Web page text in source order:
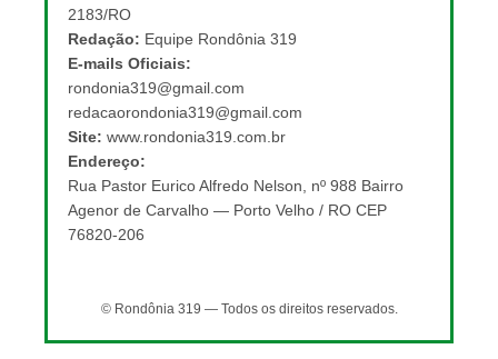
2183/RO
Redação: Equipe Rondônia 319
E-mails Oficiais:
rondonia319@gmail.com
redacaorondonia319@gmail.com
Site: www.rondonia319.com.br
Endereço:
Rua Pastor Eurico Alfredo Nelson, nº 988 Bairro
Agenor de Carvalho — Porto Velho / RO CEP
76820-206
© Rondônia 319 — Todos os direitos reservados.